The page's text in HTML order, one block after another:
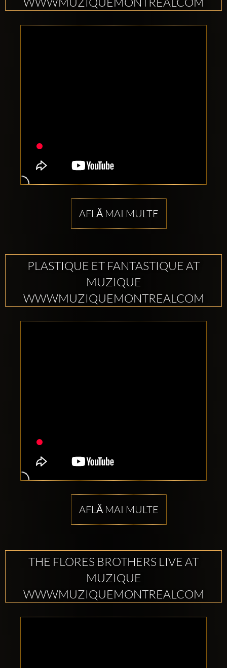
AFLĂ MAI MULTE
PLASTIQUE ET FANTASTIQUE AT
MUZIQUE
WWWMUZIQUEMONTREALCOM
AFLĂ MAI MULTE
THE FLORES BROTHERS LIVE AT
MUZIQUE
WWWMUZIQUEMONTREALCOM